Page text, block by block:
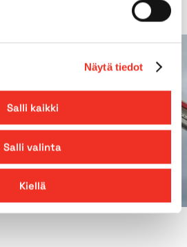
Näytä tiedot
Salli kaikki
Salli valinta
Kiellä